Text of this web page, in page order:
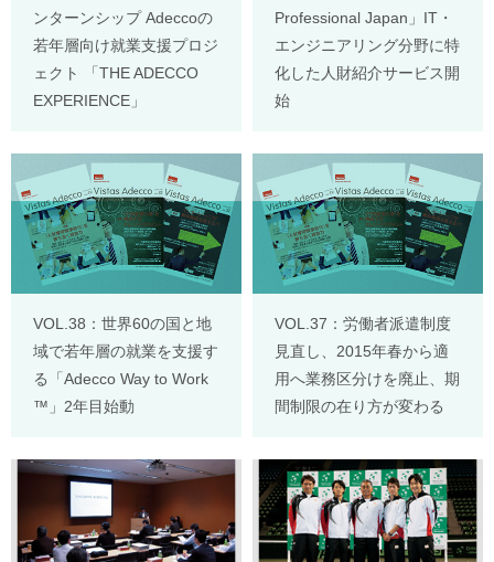
ンターンシップ Adeccoの
若年層向け就業支援プロジ
ェクト 「THE ADECCO
EXPERIENCE」
Professional Japan」IT・
エンジニアリング分野に特
化した人財紹介サービス開
始
VOL.38：世界60の国と地
域で若年層の就業を支援す
る「Adecco Way to Work
™」2年目始動
VOL.37：労働者派遣制度
見直し、2015年春から適
用へ業務区分けを廃止、期
間制限の在り方が変わる